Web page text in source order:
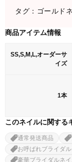
タグ：ゴールド
商品アイテム情報
SS,S,M,L,オーダーサ
イズ
1本
このネイルに関する
通常発送商品
お呼ばれブライダ
豪華ブライダルネ